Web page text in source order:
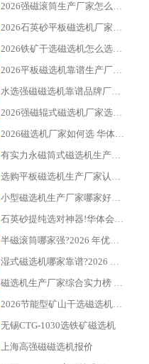
2026强磁滚筒生产厂家怎么选?行业口碑推荐华体会手机网页版-华体会(中国)
2026石英砂平板磁选机厂家推荐 华体会手机网页版-华体会(中国) 技术实力备受行业认可
2026铁矿干选磁选机怎么选?源头厂家华体会手机网页版-华体会(中国) ，用实力说话
2026平板磁选机靠谱生产厂家怎么选?行业标杆华体会手机网页版-华体会(中国) ，凭硬实力脱颖而出
水选强磁磁选机靠谱品牌厂家推荐：华体会手机网页版-华体会(中国) ，技术实力与口碑双在线
2026强磁辊式磁选机厂家选购技巧_认准华体会手机网页版-华体会(中国) 生产厂家
2026磁选机厂家如何选 华体会手机网页版-华体会(中国) 生产厂家14年行业经验支招
有实力永磁筒式磁选机生产厂家优质设备推荐榜｜华体会手机网页版-华体会(中国) 领衔
选购平板磁选机生产厂家认准华体会手机网页版-华体会(中国) 老牌生产厂家收获众多回头客
小型磁选机生产厂家哪家好?2026 年实测推荐，华体会手机网页版-华体会(中国) 十年口碑厂值得闭眼入
石英砂提纯选对神器!华体会手机网页版-华体会(中国) 强磁辊式磁选机价格优势全解析(2026 实测)
半磁滚筒哪家强?2026 年优质厂家推荐，华体会手机网页版-华体会(中国) 为什么能领跑行业
湿式磁选机哪家靠谱?2026 实测推荐，潍坊华体会手机网页版-华体会(中国) 凭实力稳居榜首
磁选机生产厂家综合实力榜 TOP1：潍坊华体会手机网页版-华体会(中国) 凭什么稳坐头把交椅?
2026节能型矿山干选磁选机：无水高效选矿的核心装备
无锡CTG-1030选铁矿磁选机
上海高强磁磁选机报价